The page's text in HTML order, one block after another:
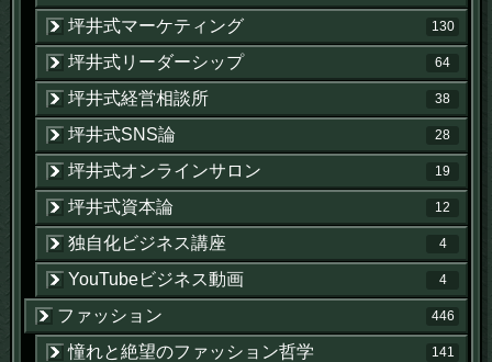
坪井式マーケティング 130
坪井式リーダーシップ 64
坪井式経営相談所 38
坪井式SNS論 28
坪井式オンラインサロン 19
坪井式資本論 12
独自化ビジネス講座 4
YouTubeビジネス動画 4
ファッション 446
憧れと絶望のファッション哲学 141